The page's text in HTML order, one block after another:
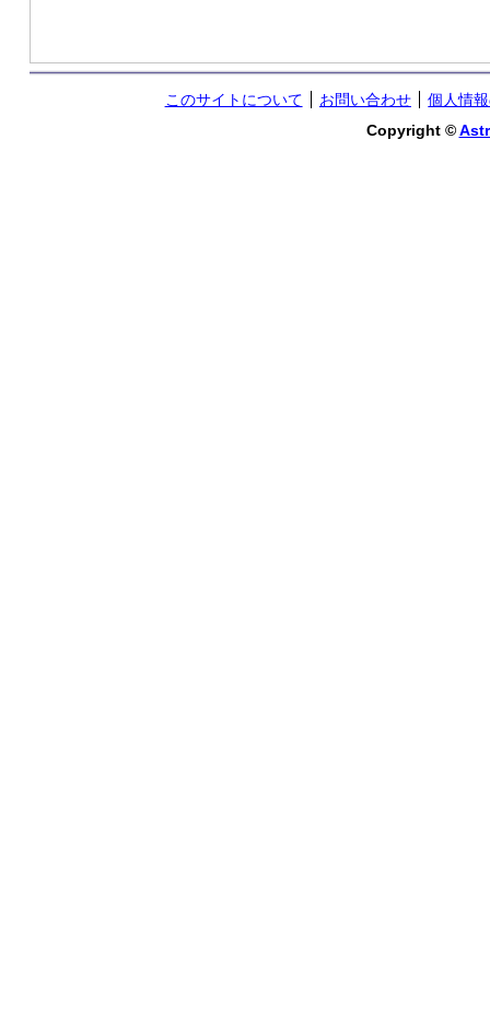
このサイトについて お問い合わせ
個人情
Copyright ©